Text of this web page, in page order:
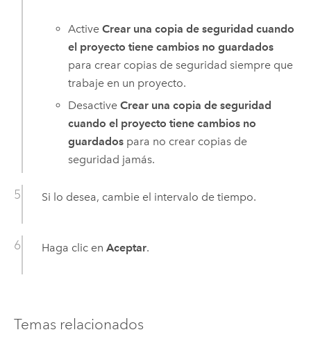
ActiveCrear una copia de seguridad cuando
el proyecto tiene cambios no guardados
para crear copias de seguridad siempre que
trabaje en un proyecto.
DesactiveCrear una copia de seguridad
cuando el proyecto tiene cambios no
guardados para no crear copias de
seguridad jamás.
Si lo desea, cambie el intervalo de tiempo.
Haga clic en Aceptar.
Temas relacionados